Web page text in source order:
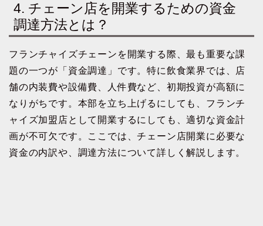
4. チェーン店を開業するための資金
調達方法とは？
フランチャイズチェーンを開業する際、最も重要な課
題の一つが「資金調達」です。特に飲食業界では、店
舗の内装費や設備費、人件費など、初期投資が高額に
なりがちです。本部を立ち上げるにしても、フランチ
ャイズ加盟店として開業するにしても、適切な資金計
画が不可欠です。ここでは、チェーン店開業に必要な
資金の内訳や、調達方法について詳しく解説します。